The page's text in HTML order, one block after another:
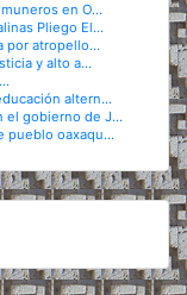
en O...
Pliego El...
por atropello...
y alto a...
altern...
el gobierno de J...
pueblo oaxaqu...